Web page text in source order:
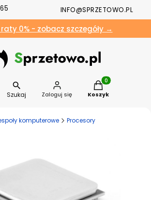
INFO@SPRZETOWO.PL
0% - zobacz szczegóły →
Szukaj Zaloguj się
Produkty w
Koszyk
komputerowe Procesory